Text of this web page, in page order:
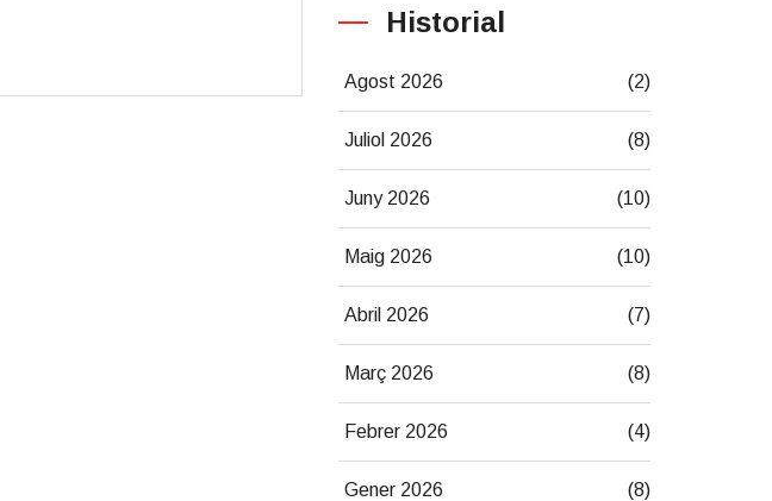
Historial
Agost 2026 (2)
Juliol 2026 (8)
Juny 2026 (10)
Maig 2026 (10)
Abril 2026 (7)
Març 2026 (8)
Febrer 2026 (4)
Gener 2026 (8)